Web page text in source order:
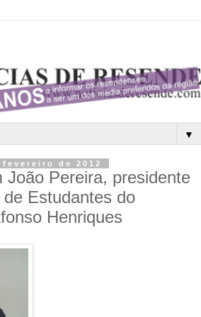
▼
de 2012
João Pereira, presidente
Estudantes do
Henriques